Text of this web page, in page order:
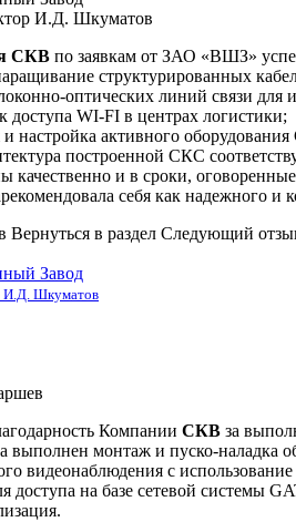
И.Д. Шкуматов
СКВ по заявкам от ЗАО «ВШЗ»
структурированных
оптических линий связи
доступа WI-FI в центрах логистики;
настройка активного
построенной СКС
качественно и в сроки,
себя как надежного и
Вернуться в раздел Следующий
Завод
И.Д. Шкуматов
Компании СКВ за
выполнен монтаж и пуско-наладка
видеонаблюдения с
доступа на базе сетевой системы